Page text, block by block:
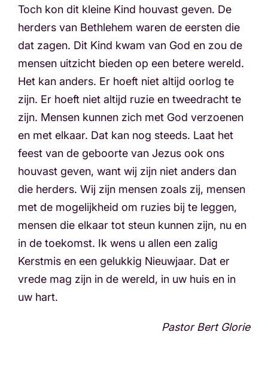
Toch kon dit kleine Kind houvast geven. De
herders van Bethlehem waren de eersten die
dat zagen. Dit Kind kwam van God en zou de
mensen uitzicht bieden op een betere wereld.
Het kan anders. Er hoeft niet altijd oorlog te
zijn. Er hoeft niet altijd ruzie en tweedracht te
zijn. Mensen kunnen zich met God verzoenen
en met elkaar. Dat kan nog steeds. Laat het
feest van de geboorte van Jezus ook ons
houvast geven, want wij zijn niet anders dan
die herders. Wij zijn mensen zoals zij, mensen
met de mogelijkheid om ruzies bij te leggen,
mensen die elkaar tot steun kunnen zijn, nu en
in de toekomst. Ik wens u allen een zalig
Kerstmis en een gelukkig Nieuwjaar. Dat er
vrede mag zijn in de wereld, in uw huis en in
uw hart.
Pastor Bert Glorie